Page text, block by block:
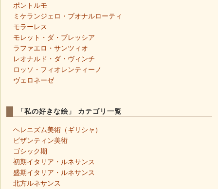
ポントルモ
ミケランジェロ・ブオナルローティ
モラーレス
モレット・ダ・ブレッシア
ラファエロ・サンツィオ
レオナルド・ダ・ヴィンチ
ロッソ・フィオレンティーノ
ヴェロネーゼ
「私の好きな絵」 カテゴリ一覧
ヘレニズム美術（ギリシャ）
ビザンティン美術
ゴシック期
初期イタリア・ルネサンス
盛期イタリア・ルネサンス
北方ルネサンス